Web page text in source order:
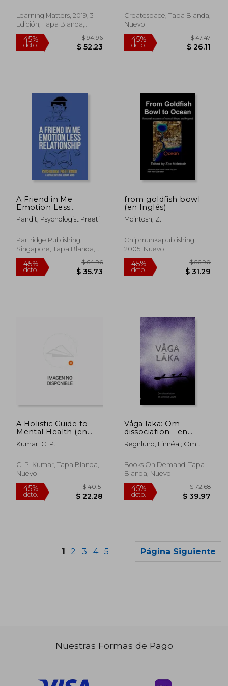
45%
dcto.
45% 45%
Learning Matters, 2019, 3
Edición, Tapa Blanda,
Nuevo
$ 94.96
Createspace, Tapa Blanda,
Nuevo
45%
A Friend in Me
Emotion Less
Relationship: A
Voyage into the
Inglés)
Pandit, Psychologist Preeti
Partridge Publishing
Singapore, Tapa Blanda,
Nuevo
from goldfish bowl
(en Inglés)
Mcintosh, Z.
Chipmunkapublishing,
2005, Nuevo
A Holistic Guide to
Mental Health (en
Inglés)
Kumar, C. P.
C. P. Kumar, Tapa Blanda,
Nuevo
Våga läka: Om
dissociation - en
antologi 2020 (en
Sueco)
Regnlund, Linnéa ; Om
Books On Demand, Tapa
Blanda, Nuevo
1 2 3 4 5 Página Siguiente
Nuestras Formas de Pago